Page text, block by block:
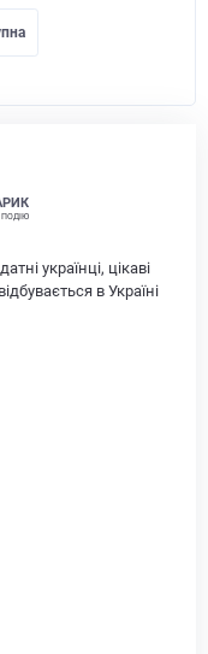
ПОДІЮ
українці, цікаві
в Україні